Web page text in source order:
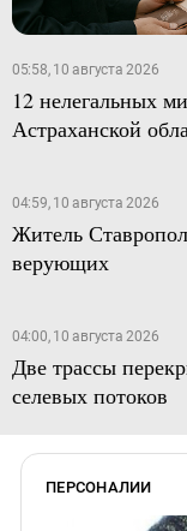
05:58, 10 августа 2026
12 нелегальных
Астраханской
04:59, 10 августа 2026
Житель
верующих
04:00, 10 августа 2026
Две трассы
селевых потоков
ПЕРСОНАЛИИ